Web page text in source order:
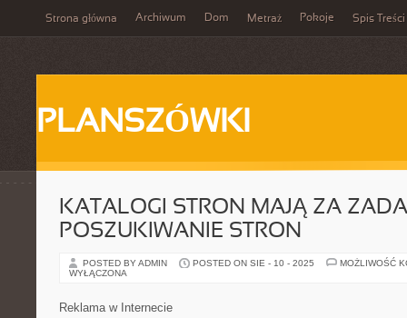
Strona główna Archiwum Dom Metraż Pokoje Spis Treści
PLANSZÓWKI
KATALOGI STRON MAJĄ ZA
POSZUKIWANIE STRON
POSTED BY ADMIN POSTED ON SIE - 10 - 2025
MOŻLIWOŚĆ
WYŁĄCZONA
Reklama w Internecie